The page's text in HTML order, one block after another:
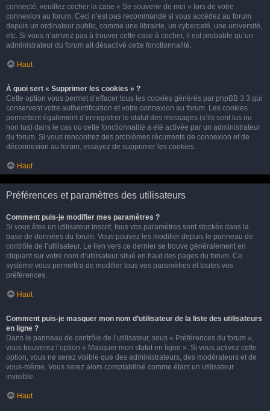
connecté, veuillez cocher la case « Se souvenir de moi » lors de votre
connexion au forum. Ceci n’est pas recommandé si vous accédez au forum
depuis un ordinateur public, comme une librairie, un cybercafé, une université,
etc. Si vous n’arrivez pas à trouver cette case à cocher, il est probable qu’un
administrateur du forum ait désactivé cette fonctionnalité.
Haut
À quoi sert « Supprimer les cookies » ?
Cette option vous permet d’effacer tous les cookies générés par phpBB 3.3 qui
conservent votre authentification et votre connexion au forum. Les cookies
permettent également d’enregistrer le statut des messages (s’ils sont lus ou
non lus) dans le cas où cette fonctionnalité a été activée par un administrateur
du forum. Si vous rencontrez des problèmes récurrents de connexion et de
déconnexion au forum, essayez de supprimer les cookies.
Haut
Préférences et paramètres des utilisateurs
Comment puis-je modifier mes paramètres ?
Si vous êtes un utilisateur inscrit, tous vos paramètres sont stockés dans la
base de données du forum. Vous pouvez les modifier depuis le panneau de
contrôle de l’utilisateur. Le lien vers ce dernier se trouve généralement en
cliquant sur votre nom d’utilisateur situé en haut des pages du forum. Ce
système vous permettra de modifier tous vos paramètres et toutes vos
préférences.
Haut
Comment puis-je masquer mon nom d’utilisateur de la liste des utilisateurs
en ligne ?
Dans le panneau de contrôle de l’utilisateur, sous « Préférences du forum »,
vous trouverez l’option « Masquer mon statut en ligne ». Si vous activez cette
option, vous ne serez visible que des administrateurs, des modérateurs et de
vous-même. Vous serez alors comptabilisé comme étant un utilisateur
invisible.
Haut